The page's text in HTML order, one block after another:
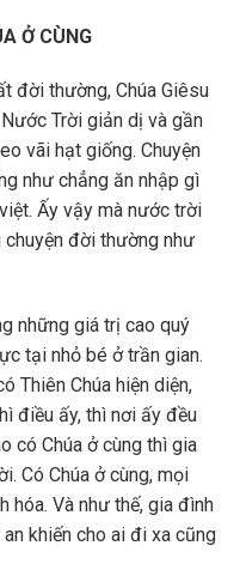
Ở CÙNG
đời thường, Chúa Giêsu
Trời giản dị và gần
vãi hạt giống. Chuyện
như chẳng ăn nhập gì
Ấy vậy mà nước trời
đời thường như
những giá trị cao quý
tại nhỏ bé ở trần gian.
Thiên Chúa hiện diện,
điều ấy, thì nơi ấy đều
có Chúa ở cùng thì gia
Có Chúa ở cùng, mọi
hóa. Và như thế, gia đình
khiến cho ai đi xa cũng